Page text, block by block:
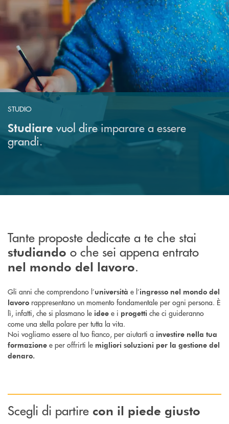
STUDIO
Studiare vuol dire imparare a essere
grandi.
Tante proposte dedicate a te che stai
studiando o che sei appena entrato
nel mondo del lavoro.
Gli anni che comprendono l’università e l’ingresso nel mondo del
lavoro rappresentano un momento fondamentale per ogni persona. È
lì, infatti, che si plasmano le idee e i progetti che ci guideranno
come una stella polare per tutta la vita.
Noi vogliamo essere al tuo fianco, per aiutarti a investire nella tua
formazione e per offrirti le migliori soluzioni per la gestione del
denaro.
Scegli di partire con il piede giusto